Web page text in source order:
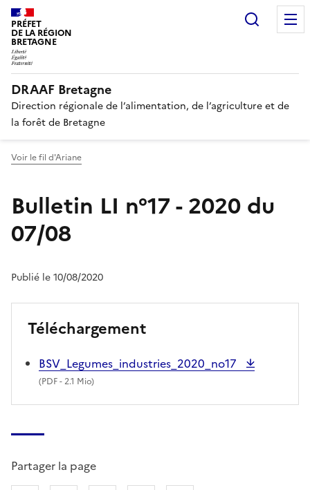
PRÉFET
DE LA RÉGION
BRETAGNE
DRAAF Bretagne
Direction régionale de l’alimentation, de l’agriculture et de
la forêt de Bretagne
Voir le fil d'Ariane
Bulletin LI n°17 - 2020 du
07/08
Publié le 10/08/2020
Téléchargement
BSV_Legumes_industries_2020_no17
(PDF- 2.1 Mio)
Partager la page